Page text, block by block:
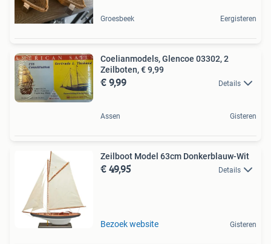
Groesbeek Eergisteren
Coelianmodels, Glencoe 03302, 2
Zeilboten, € 9,99
€ 9,99 Details
Assen Gisteren
Zeilboot Model 63cm Donkerblauw-Wit
€ 49,95 Details
Bezoek website Gisteren